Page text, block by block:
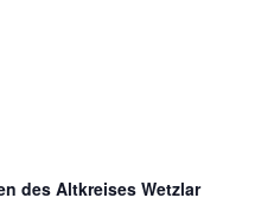
des Altkreises Wetzlar